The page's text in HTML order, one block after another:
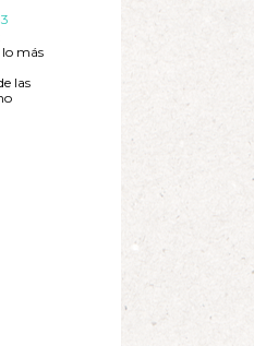
lo más
las